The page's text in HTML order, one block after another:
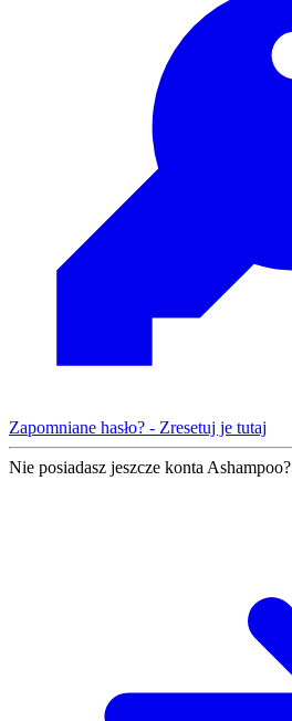
Zapomniane hasło? - Zresetuj je tutaj
Nie posiadasz jeszcze konta Ashampoo?